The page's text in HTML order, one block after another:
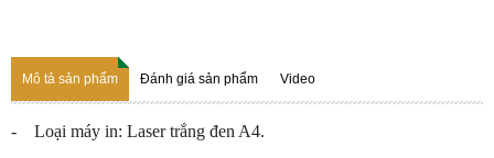
Mô tả sản phẩm Đánh giá sản phẩm Video
- Loại máy in: Laser trắng đen A4.